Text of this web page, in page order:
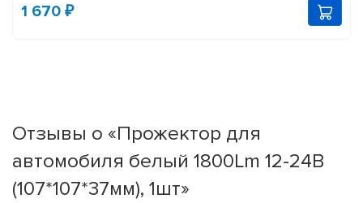
1 670 ₽
Отзывы о «Прожектор для
автомобиля белый 1800Lm 12-24В
(107*107*37мм), 1шт»